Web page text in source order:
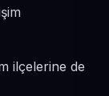
ilçelerine de